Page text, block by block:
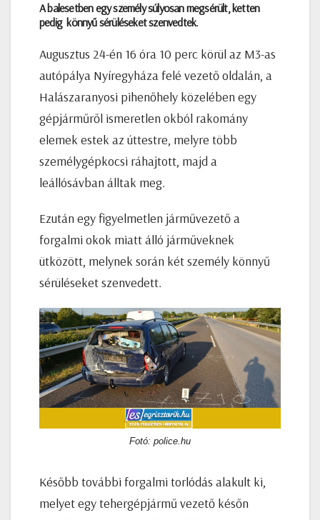
A balesetben egy személy súlyosan megsérült, ketten
pedig könnyű sérüléseket szenvedtek.
Augusztus 24-én 16 óra 10 perc körül az M3-as
autópálya Nyíregyháza felé vezető oldalán, a
Halászaranyosi pihenőhely közelében egy
gépjárműről ismeretlen okból rakomány
elemek estek az úttestre, melyre több
személygépkocsi ráhajtott, majd a
leállósávban álltak meg.
Ezután egy figyelmetlen járművezető a
forgalmi okok miatt álló járműveknek
ütközött, melynek során két személy könnyű
sérüléseket szenvedett.
Fotó: police.hu
Később további forgalmi torlódás alakult ki,
melyet egy tehergépjármű vezető későn